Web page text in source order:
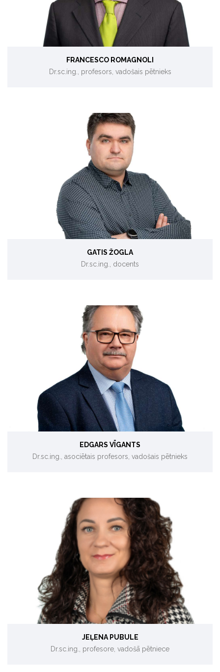
FRANCESCO ROMAGNOLI
Dr.sc.ing., profesors, vadošais pētnieks
Ēku energoefektivitāte, datu analīze.
GATIS ŽOGLA
Dr.sc.ing., docents
Siltuma sistēmas, koģenerācija, gazifikācija, dūmgāzu
kondensatori, biokurināmo ražošana.
EDGARS VĪGANTS
Dr.sc.ing., asociētais profesors, vadošais pētnieks
Ietekmes uz vidi novērtējums, atkritumu apsaimniekošana.
JEĻENA PUBULE
Dr.sc.ing., profesore, vadošā pētniece